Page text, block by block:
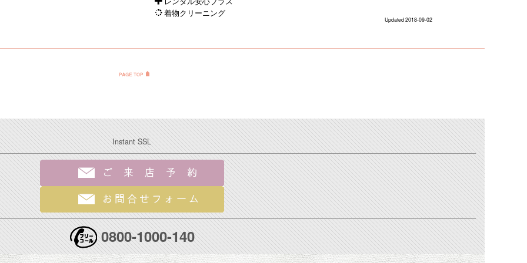
着物クリーニング
Updated 2018-09-02
Instant SSL
0800-1000-140